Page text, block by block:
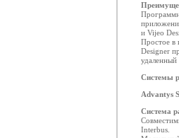
и Vijeo
Простое в
Designer
Системы
Advantys
Система
Interbus.